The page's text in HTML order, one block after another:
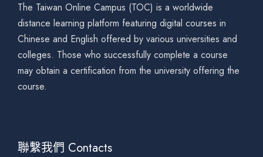
The Taiwan Online Campus (TOC) is a worldwide
distance learning platform featuring digital courses in
Chinese and English offered by various universities and
colleges. Those who successfully complete a course
may obtain a certification from the university offering the
course.
聯繫我們 Contacts